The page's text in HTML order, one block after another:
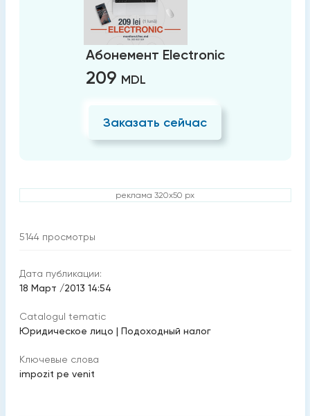
Абонемент Electronic
209 MDL
Заказать сейчас
реклама 320x50 px
5144 просмотры
Дата публикации:
18 Март /2013 14:54
Catalogul tematic
Юридическое лицо | Подоходный налог
Ключевые слова
impozit pe venit